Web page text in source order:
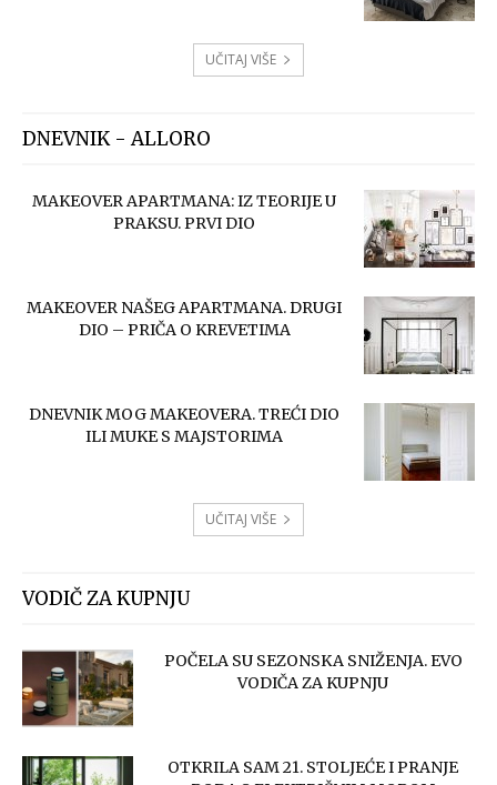
UČITAJ VIŠE
DNEVNIK - ALLORO
MAKEOVER APARTMANA: IZ TEORIJE U
PRAKSU. PRVI DIO
MAKEOVER NAŠEG APARTMANA. DRUGI
DIO – PRIČA O KREVETIMA
DNEVNIK MOG MAKEOVERA. TREĆI DIO
ILI MUKE S MAJSTORIMA
UČITAJ VIŠE
VODIČ ZA KUPNJU
POČELA SU SEZONSKA SNIŽENJA. EVO
VODIČA ZA KUPNJU
OTKRILA SAM 21. STOLJEĆE I PRANJE